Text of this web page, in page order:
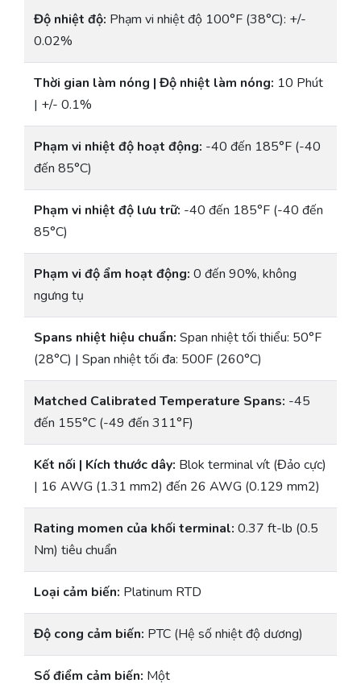
Độ nhiệt độ: Phạm vi nhiệt độ 100°F (38°C): +/-
0.02%
Thời gian làm nóng | Độ nhiệt làm nóng: 10 Phút
| +/- 0.1%
Phạm vi nhiệt độ hoạt động: -40 đến 185°F (-40
đến 85°C)
Phạm vi nhiệt độ lưu trữ: -40 đến 185°F (-40 đến
85°C)
Phạm vi độ ẩm hoạt động: 0 đến 90%, không
ngưng tụ
Spans nhiệt hiệu chuẩn: Span nhiệt tối thiểu: 50°F
(28°C) | Span nhiệt tối đa: 500F (260°C)
Matched Calibrated Temperature Spans: -45
đến 155°C (-49 đến 311°F)
Kết nối | Kích thước dây: Blok terminal vít (Đảo cực)
| 16 AWG (1.31 mm2) đến 26 AWG (0.129 mm2)
Rating momen của khối terminal: 0.37 ft-lb (0.5
Nm) tiêu chuẩn
Loại cảm biến: Platinum RTD
Độ cong cảm biến: PTC (Hệ số nhiệt độ dương)
Số điểm cảm biến: Một